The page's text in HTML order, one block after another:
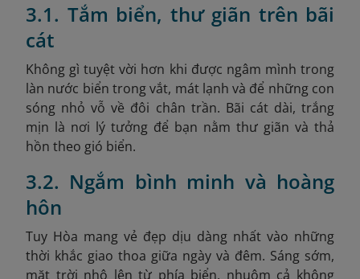
3.1. Tắm biển, thư giãn trên bãi
cát
Không gì tuyệt vời hơn khi được ngâm mình trong
làn nước biển trong vắt, mát lạnh và để những con
sóng nhỏ vỗ về đôi chân trần. Bãi cát dài, trắng
mịn là nơi lý tưởng để bạn nằm thư giãn và thả
hồn theo gió biển.
3.2. Ngắm bình minh và hoàng
hôn
Tuy Hòa mang vẻ đẹp dịu dàng nhất vào những
thời khắc giao thoa giữa ngày và đêm. Sáng sớm,
mặt trời nhô lên từ phía biển, nhuộm cả không